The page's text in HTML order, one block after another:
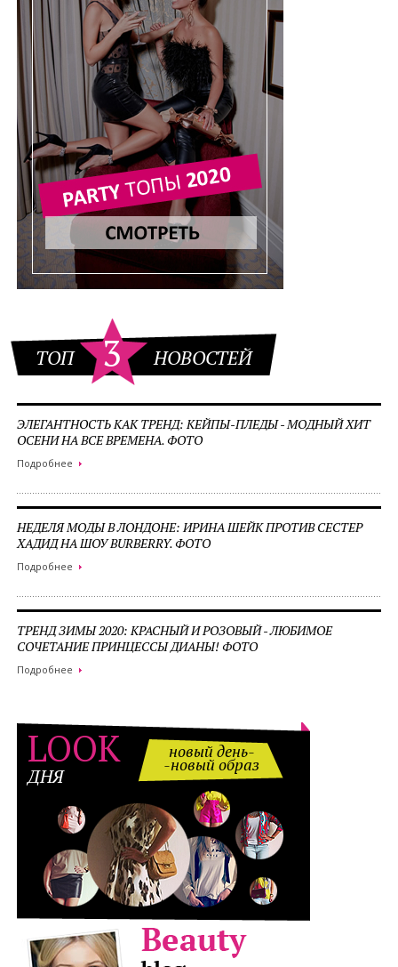
ТОП 3 НОВОСТЕЙ
ЭЛЕГАНТНОСТЬ КАК ТРЕНД: КЕЙПЫ-ПЛЕДЫ - МОДНЫЙ ХИТ
ОСЕНИ НА ВСЕ ВРЕМЕНА. ФОТО
Подробнее
НЕДЕЛЯ МОДЫ В ЛОНДОНЕ: ИРИНА ШЕЙК ПРОТИВ СЕСТЕР
ХАДИД НА ШОУ BURBERRY. ФОТО
Подробнее
ТРЕНД ЗИМЫ 2020: КРАСНЫЙ И РОЗОВЫЙ - ЛЮБИМОЕ
СОЧЕТАНИЕ ПРИНЦЕССЫ ДИАНЫ! ФОТО
Подробнее
LOOK
ДНЯ
новый день-
-новый образ